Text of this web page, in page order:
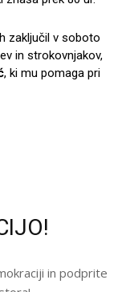
zaključil v soboto
in strokovnjakov,
, ki mu pomaga pri
in podprite